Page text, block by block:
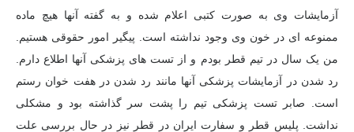
آزمایشات وی به صورت کتبی اعلام شده و به گفته آنها هیچ ماده
ممنوعه ای در خون وی وجود نداشته است. پیگیر امور حقوقی هستیم.
من یک سال در تیم قطر بودم و از تست های پزشکی آنها اطلاع دارم.
رد شدن در آزمایشات پزشکی آنها مانند رد شدن در هفت خوان رستم
است. صابر تست پزشکی تیم را پشت سر گذاشته بود و مشکلی
نداشت. پلیس قطر و سفارت ایران در قطر نیز در حال بررسی علت